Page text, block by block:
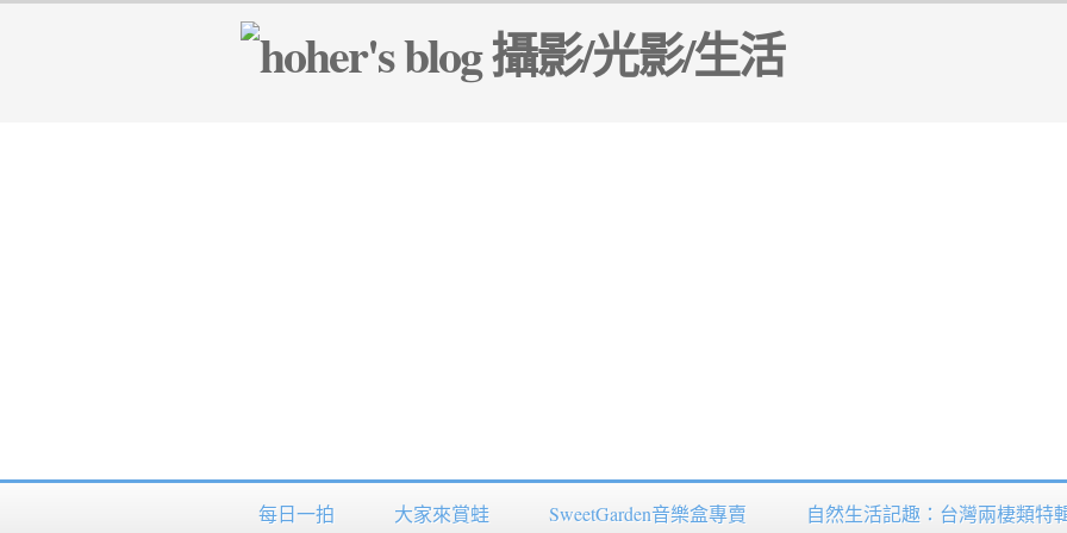
每日一拍 大家來賞蛙 SweetGarden音樂盒專賣 自然生活記趣：台灣兩棲類特